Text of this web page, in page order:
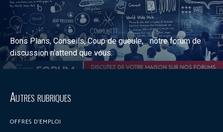
Bons Plans, Conseils, Coup de gueule,... notre forum de
discussion n'attend que vous.
Autres rubriques
OFFRES D’EMPLOI